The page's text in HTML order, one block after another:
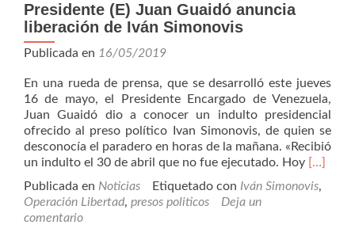
Presidente (E) Juan Guaidó anuncia
liberación de Iván Simonovis
Publicada en 16/05/2019
En una rueda de prensa, que se desarrolló este jueves
16 de mayo, el Presidente Encargado de Venezuela,
Juan Guaidó dio a conocer un indulto presidencial
ofrecido al preso político Ivan Simonovis, de quien se
desconocía el paradero en horas de la mañana. «Recibió
un indulto el 30 de abril que no fue ejecutado. Hoy Leer
(E)
[…]
Publicada en Noticias Etiquetado con Iván Simonovis,
Operación Libertad, presos politicos
Deja un
comentario